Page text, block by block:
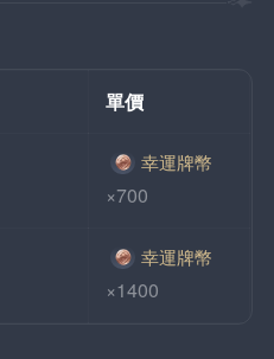
單價
幸運牌幣
×700
幸運牌幣
×1400